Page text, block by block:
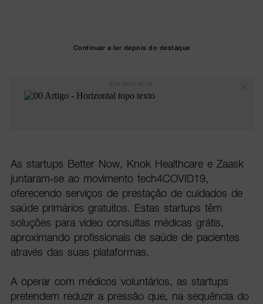
Continuar a ler depois do destaque
As startups Better Now, Knok Healthcare e Zaask
juntaram-se ao movimento tech4COVID19,
oferecendo serviços de prestação de cuidados de
saúde primários gratuitos. Estas startups têm
soluções para vídeo consultas médicas grátis,
aproximando profissionais de saúde de pacientes
através das suas plataformas.
A operar com médicos voluntários, as startups
pretendem reduzir a pressão que, na sequência do